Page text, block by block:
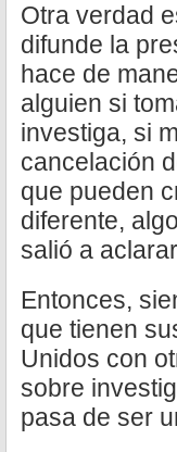
Otra verdad
difunde la
hace de
alguien si
investiga, si
cancelación
que pueden
diferente,
salió a
Entonces,
que tienen
Unidos con
sobre
pasa de ser